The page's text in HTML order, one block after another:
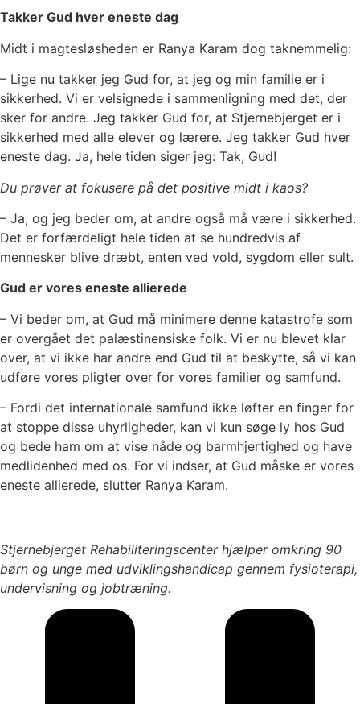
Takker Gud hver eneste dag
Midt i magtesløsheden er Ranya Karam dog taknemmelig:
– Lige nu takker jeg Gud for, at jeg og min familie er i
sikkerhed. Vi er velsignede i sammenligning med det, der
sker for andre. Jeg takker Gud for, at Stjernebjerget er i
sikkerhed med alle elever og lærere. Jeg takker Gud hver
eneste dag. Ja, hele tiden siger jeg: Tak, Gud!
Du prøver at fokusere på det positive midt i kaos?
– Ja, og jeg beder om, at andre også må være i sikkerhed.
Det er forfærdeligt hele tiden at se hundredvis af
mennesker blive dræbt, enten ved vold, sygdom eller sult.
Gud er vores eneste allierede
– Vi beder om, at Gud må minimere denne katastrofe som
er overgået det palæstinensiske folk. Vi er nu blevet klar
over, at vi ikke har andre end Gud til at beskytte, så vi kan
udføre vores pligter over for vores familier og samfund.
– Fordi det internationale samfund ikke løfter en finger for
at stoppe disse uhyrligheder, kan vi kun søge ly hos Gud
og bede ham om at vise nåde og barmhjertighed og have
medlidenhed med os. For vi indser, at Gud måske er vores
eneste allierede, slutter Ranya Karam.
Stjernebjerget Rehabiliteringscenter hjælper omkring 90
børn og unge med udviklingshandicap gennem fysioterapi,
undervisning og jobtræning.